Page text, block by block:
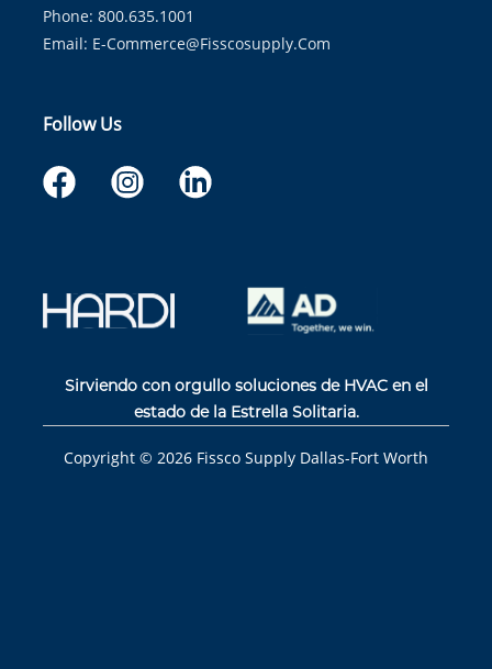
Phone: 800.635.1001
Email: E-Commerce@fisscosupply.com
Follow Us
Sirviendo con orgullo soluciones de HVAC en el
estado de la Estrella Solitaria.
Copyright © 2026 Fissco Supply Dallas-Fort Worth